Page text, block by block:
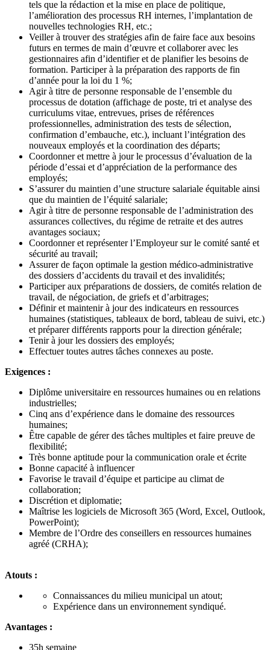
tels que la rédaction et la mise en place de politique,
l’amélioration des processus RH internes, l’implantation de
nouvelles technologies RH, etc.;
Veiller à trouver des stratégies afin de faire face aux besoins
futurs en termes de main d’œuvre et collaborer avec les
gestionnaires afin d’identifier et de planifier les besoins de
formation. Participer à la préparation des rapports de fin
d’année pour la loi du 1 %;
Agir à titre de personne responsable de l’ensemble du
processus de dotation (affichage de poste, tri et analyse des
curriculums vitae, entrevues, prises de références
professionnelles, administration des tests de sélection,
confirmation d’embauche, etc.), incluant l’intégration des
nouveaux employés et la coordination des départs;
Coordonner et mettre à jour le processus d’évaluation de la
période d’essai et d’appréciation de la performance des
employés;
S’assurer du maintien d’une structure salariale équitable ainsi
que du maintien de l’équité salariale;
Agir à titre de personne responsable de l’administration des
assurances collectives, du régime de retraite et des autres
avantages sociaux;
Coordonner et représenter l’Employeur sur le comité santé et
sécurité au travail;
Assurer de façon optimale la gestion médico-administrative
des dossiers d’accidents du travail et des invalidités;
Participer aux préparations de dossiers, de comités relation de
travail, de négociation, de griefs et d’arbitrages;
Définir et maintenir à jour des indicateurs en ressources
humaines (statistiques, tableaux de bord, tableau de suivi, etc.)
et préparer différents rapports pour la direction générale;
Tenir à jour les dossiers des employés;
Effectuer toutes autres tâches connexes au poste.
Exigences :
Diplôme universitaire en ressources humaines ou en relations
industrielles;
Cinq ans d’expérience dans le domaine des ressources
humaines;
Être capable de gérer des tâches multiples et faire preuve de
flexibilité;
Très bonne aptitude pour la communication orale et écrite
Bonne capacité à influencer
Favorise le travail d’équipe et participe au climat de
collaboration;
Discrétion et diplomatie;
Maîtrise les logiciels de Microsoft 365 (Word, Excel, Outlook,
PowerPoint);
Membre de l’Ordre des conseillers en ressources humaines
agréé (CRHA);
Atouts :
Connaissances du milieu municipal un atout;
Expérience dans un environnement syndiqué.
Avantages :
35h semaine